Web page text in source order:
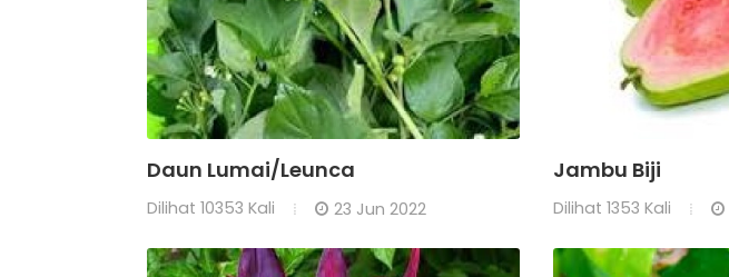
Daun Lumai/Leunca
Dilihat 10353 Kali 23 Jun 2022
Jambu Biji
Dilihat 1353 Kali